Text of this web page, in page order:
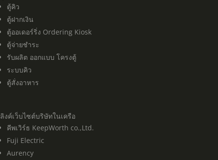
ตู้คิว
ตู้ฝากเงิน
ตู้ออเดอร์ริ่ง Ordering Kiosk
ตู้จ่ายชำระ
รับผลิต ออกแบบ โครงตู้
ระบบคิว
ตู้สั่งอาหาร
ลิงค์เว็บไซต์บริษัทในเครือ
คีพเวิร์ธ KeepWorth co.,Ltd.
Fuji Electric
Aurency